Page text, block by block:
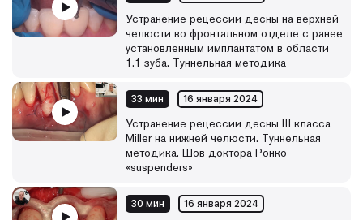
Устранение рецессии десны на верхней
челюсти во фронтальном отделе с ранее
установленным имплантатом в области
1.1 зуба. Туннельная методика
33 мин 16 января 2024
Устранение рецессии десны III класса
Miller на нижней челюсти. Туннельная
методика. Шов доктора Ронко
«suspenders»
30 мин 16 января 2024